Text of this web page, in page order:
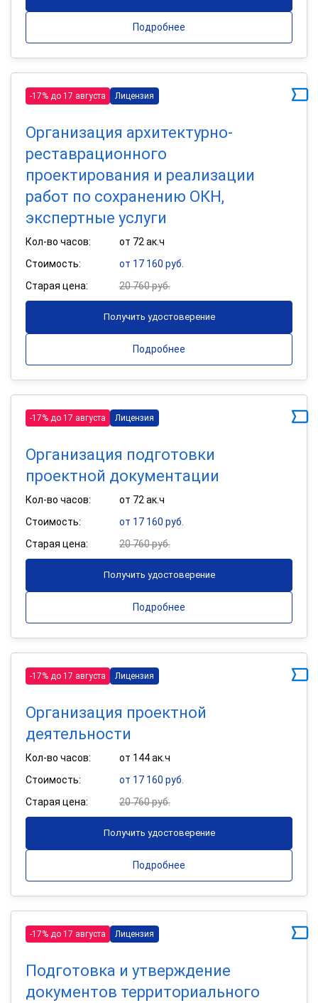
Подробнее
-17% до 17 августа Лицензия
Организация архитектурно-
реставрационного
проектирования и реализации
работ по сохранению ОКН,
экспертные услуги
Кол-во часов:
от 72 ак.ч
Стоимость:
от 17 160 руб.
Старая цена:
20 760 руб.
Получить удостоверение
Подробнее
-17% до 17 августа Лицензия
Организация подготовки
проектной документации
Кол-во часов:
от 72 ак.ч
Стоимость:
от 17 160 руб.
Старая цена:
20 760 руб.
Получить удостоверение
Подробнее
-17% до 17 августа Лицензия
Организация проектной
деятельности
Кол-во часов:
от 144 ак.ч
Стоимость:
от 17 160 руб.
Старая цена:
20 760 руб.
Получить удостоверение
Подробнее
-17% до 17 августа Лицензия
Подготовка и утверждение
документов территориального